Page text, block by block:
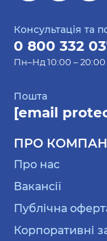
Консультація та
0 800 332
Пн–Нд 10:00 – 20:00
Пошта
[email
ПРО
Про нас
Вакансії
Публічна
Корпоративні